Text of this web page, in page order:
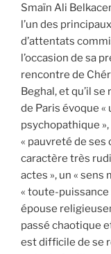
Smaïn Ali
l’un des
d’attentats
l’occasion de sa
rencontre de
Beghal, et qu’il
de Paris évoque
psychopathique
« pauvreté de ses
caractère très
actes », un «
« toute-puissance
épouse
passé chaotique
est difficile de se